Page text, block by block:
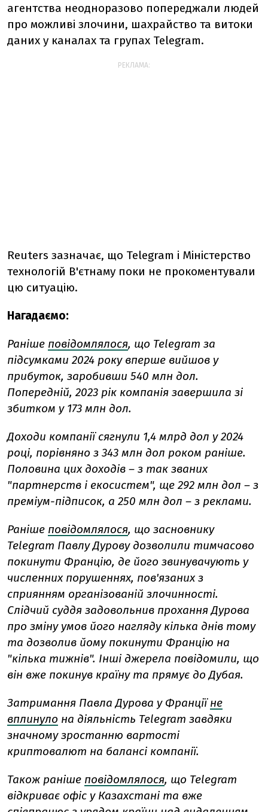
агентства неодноразово попереджали людей
про можливі злочини, шахрайство та витоки
даних у каналах та групах Telegram.
РЕКЛАМА:
Reuters зазначає, що Telegram і Міністерство
технологій В'єтнаму поки не прокоментували
цю ситуацію.
Нагадаємо:
Раніше повідомлялося, що Telegram за
підсумками 2024 року вперше вийшов у
прибуток, заробивши 540 млн дол.
Попередній, 2023 рік компанія завершила зі
збитком у 173 млн дол.
Доходи компанії сягнули 1,4 млрд дол у 2024
році, порівняно з 343 млн дол роком раніше.
Половина цих доходів – з так званих
"партнерств і екосистем", ще 292 млн дол – з
преміум-підписок, а 250 млн дол – з реклами.
Раніше повідомлялося, що засновнику
Telegram Павлу Дурову дозволили тимчасово
покинути Францію, де його звинувачують у
численних порушеннях, пов'язаних з
сприянням організованій злочинності.
Слідчий суддя задовольнив прохання Дурова
про зміну умов його нагляду кілька днів тому
та дозволив йому покинути Францію на
"кілька тижнів". Інші джерела повідомили, що
він вже покинув країну та прямує до Дубая.
Затримання Павла Дурова у Франції не
вплинуло на діяльність Telegram завдяки
значному зростанню вартості
криптовалют на балансі компанії.
Також раніше повідомлялося, що Telegram
відкриває офіс у Казахстані та вже